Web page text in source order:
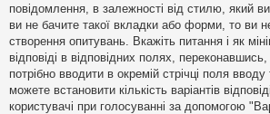
повідомлення, в залежності від стилю, який
ви не бачите такої вкладки або форми, то ви
створення опитувань. Вкажіть питання і як
відповіді в відповідних полях,
потрібно вводити в окремій стрічці поля
можете встановити кількість варіантів
користувачі при голосуванні за допомогою